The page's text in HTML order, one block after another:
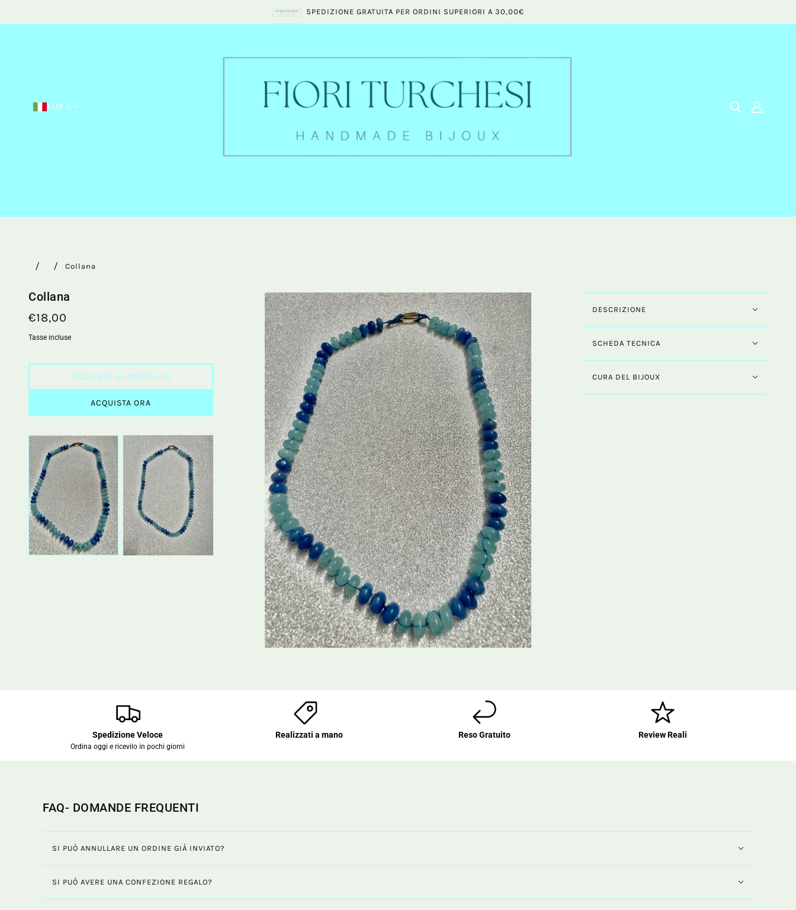
SPEDIZIONE GRATUITA PER ORDINI SUPERIORI A 30,00€
EUR €
Collana
Collana
€18,00
Tasse incluse
AGGIUNGI AL CARRELLO
ACQUISTA ORA
DESCRIZIONE
SCHEDA TECNICA
CURA DEL BIJOUX
Spedizione Veloce
Ordina oggi e ricevilo in pochi giorni
Realizzati a mano Reso Gratuito Review Reali
FAQ- DOMANDE FREQUENTI
SI PUÒ ANNULLARE UN ORDINE GIÀ INVIATO?
SI PUÒ AVERE UNA CONFEZIONE REGALO?